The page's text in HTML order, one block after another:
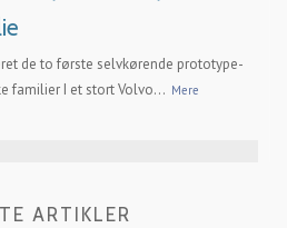
de to første selvkørende prototype-
familier I et stort Volvo... Mere
ARTIKLER